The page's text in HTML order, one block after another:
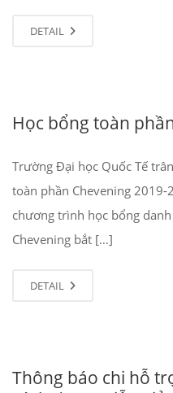
DETAIL
Học bổng toàn
Trường Đại học Quốc Tế
toàn phần Chevening
chương trình học bổng
Chevening bắt […]
DETAIL
Thông báo chi hỗ